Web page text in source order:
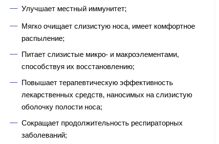
Улучшает местный иммунитет;
Мягко очищает слизистую носа, имеет комфортное
распыление;
Питает слизистые микро- и макроэлементами,
способствуя их восстановлению;
Повышает терапевтическую эффективность
лекарственных средств, наносимых на слизистую
оболочку полости носа;
Сокращает продолжительность респираторных
заболеваний;